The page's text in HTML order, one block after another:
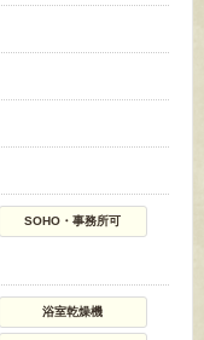
SOHO・事務所可
浴室乾燥機